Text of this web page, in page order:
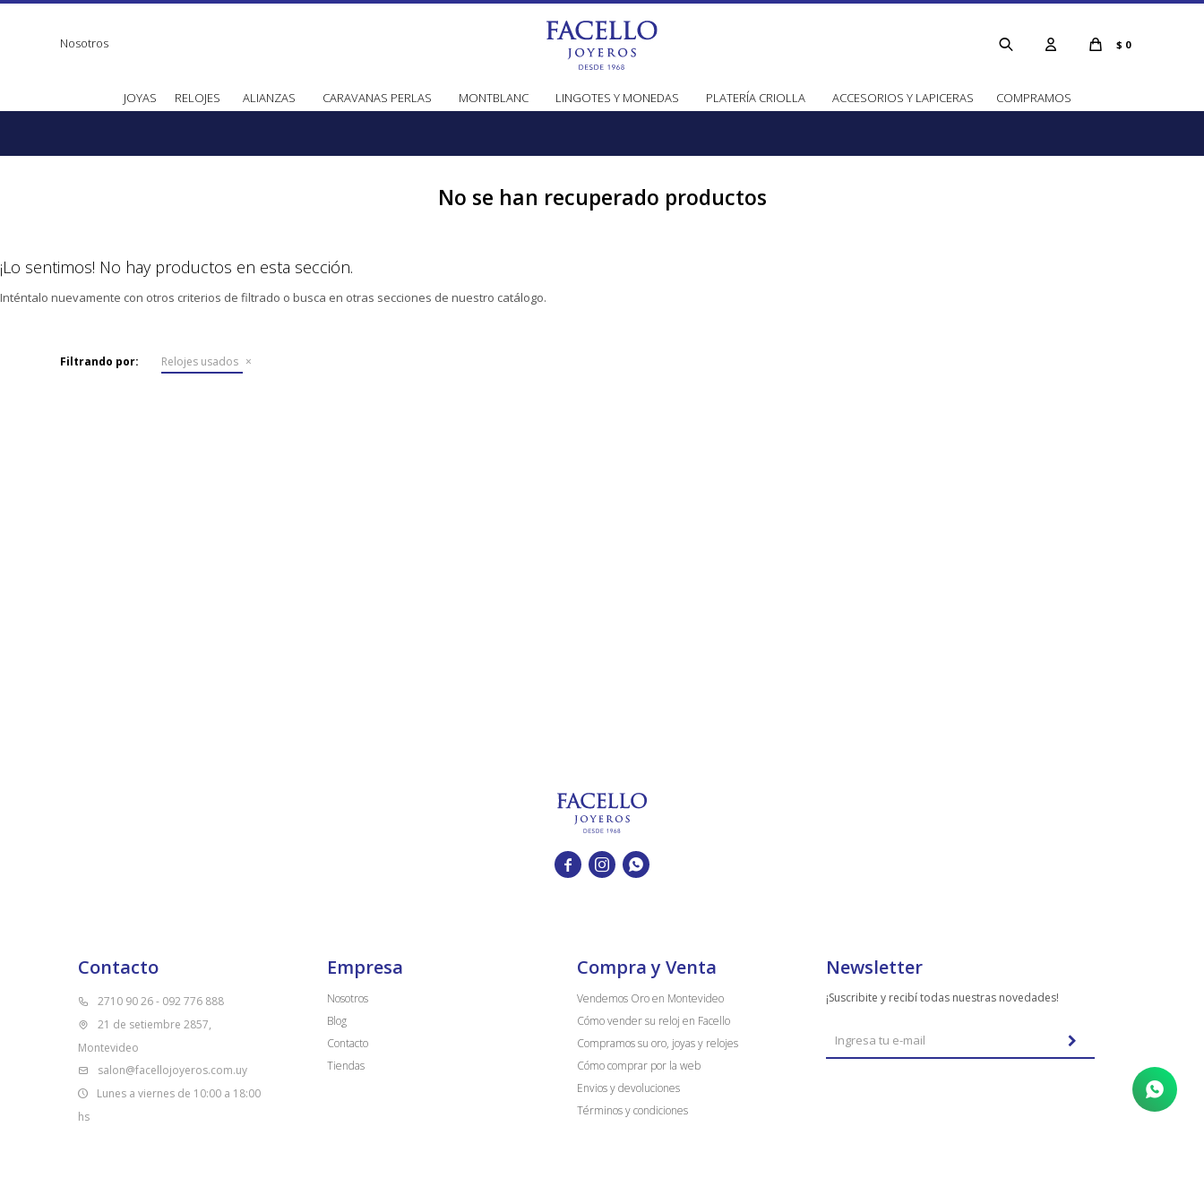
JOYAS RELOJES ALIANZAS CARAVANAS PERLAS MONTBLANC LINGOTES Y MONEDAS PLATERÍA CRIOLLA ACCESORIOS Y LAPICERAS COMPRAMOS
$ 0
Nosotros
No se han recuperado productos
¡Lo sentimos! No hay productos en esta sección.
Inténtalo nuevamente con otros criterios de filtrado o busca en otras secciones de nuestro catálogo.
Filtrando por: Relojes usados
  
Contacto
2710 90 26 - 092 776 888
21 de setiembre 2857,
Montevideo
salon@facellojoyeros.com.uy
Lunes a viernes de 10:00 a 18:00
hs
Empresa
Nosotros
Blog
Contacto
Tiendas
Compra y Venta
Vendemos Oro en Montevideo
Cómo vender su reloj en Facello
Compramos su oro, joyas y relojes
Cómo comprar por la web
Envios y devoluciones
Términos y condiciones
Newsletter
¡Suscribite y recibí todas nuestras novedades!